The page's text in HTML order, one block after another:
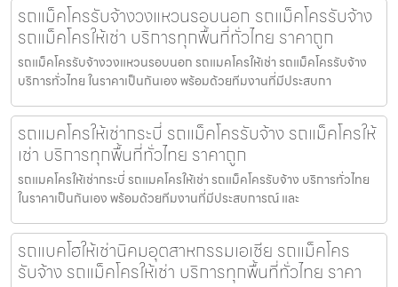
รถแม็คโครรับจ้างวงแหวนรอบนอก รถแม็คโครรับจ้าง
รถแม็คโครให้เช่า บริการทุกพื้นที่ทั่วไทย ราคาถูก
รถแม็คโครรับจ้างวงแหวนรอบนอก รถแมคโครให้เช่า รถแม็คโครรับจ้าง
บริการทั่วไทย ในราคาเป็นกันเอง พร้อมด้วยทีมงานที่มีประสบกา
รถแมคโครให้เช่ากระบี่ รถแม็คโครรับจ้าง รถแม็คโครให้
เช่า บริการทุกพื้นที่ทั่วไทย ราคาถูก
รถแมคโครให้เช่ากระบี่ รถแมคโครให้เช่า รถแม็คโครรับจ้าง บริการทั่วไทย
ในราคาเป็นกันเอง พร้อมด้วยทีมงานที่มีประสบการณ์ และ
รถแบคโฮให้เช่านิคมอุตสาหกรรมเอเชีย รถแม็คโคร
รับจ้าง รถแม็คโครให้เช่า บริการทุกพื้นที่ทั่วไทย ราคา